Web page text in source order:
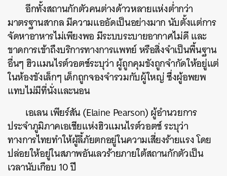
อีกทั้งสถานกักตัวคนต่างด้าวหลายแห่งต่ำกว่า
มาตรฐานสากล มีความแออัดเป็นอย่างมาก นับตั้งแต่การ
จัดหาอาหารไม่เพียงพอ มีระบบระบายอากาศไม่ดี และ
ขาดการเข้าถึงบริการทางการแพทย์ หรือสิ่งจำเป็นพื้นฐาน
อื่นๆ ฮิวแมนไรต์วอตช์ระบุว่า ผู้ถูกคุมขังถูกจำกัดให้อยู่แต่
ในห้องขังเล็กๆ เด็กถูกจองจำรวมกับผู้ใหญ่ ซึ่งผู้อพยพ
แทบไม่มีที่นั่งและนอน
เอเลน เพียร์สัน (Elaine Pearson) ผู้อำนวยการ
ประจำภูมิภาคเอเชียแห่งฮิวแมนไรต์วอตช์ ระบุว่า
ทางการไทยทำให้ผู้ลี้ภัยตกอยู่ในความเสี่ยงร้ายแรง โดย
ปล่อยให้อยู่ในสภาพอันเลวร้ายภายใต้สถานกักตัวเป็น
เวลานับเกือบ 10 ปี